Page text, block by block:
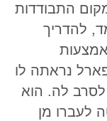
התבודדות
להדריך
נראתה לו
לסרב לה. הוא
לעברו מן